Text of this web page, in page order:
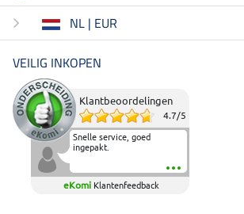
NL | EUR
VEILIG INKOPEN
Klantbeoordelingen
4.7/5
Snelle service, goed
ingepakt.
eKomi Klantenfeedback